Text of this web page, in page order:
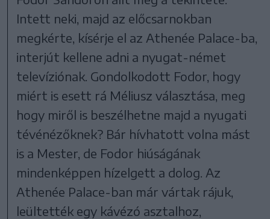
Intett neki, majd az előcsarnokban
megkérte, kísérje el az Athenée Palace-ba,
interjút kellene adni a nyugat-német
televíziónak. Gondolkodott Fodor, hogy
miért is esett rá Méliusz választása, meg
hogy miről is beszélhetne majd a nyugati
tévénézőknek? Bár hívhatott volna mást
is a Mester, de Fodor hiúságának
mindenképpen hízelgett a dolog. Az
Athenée Palace-ban már vártak rájuk,
leültették egy kávézó asztalhoz,